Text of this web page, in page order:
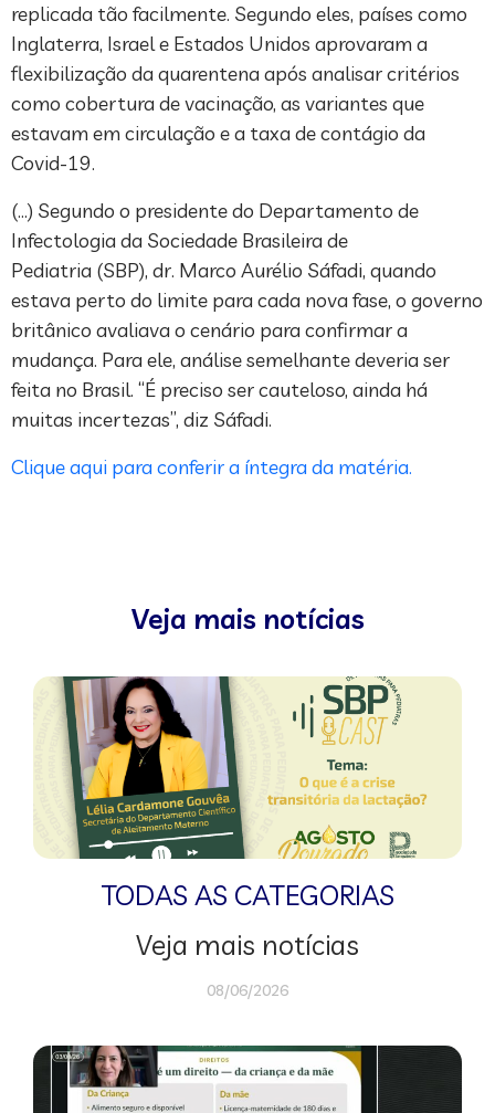
replicada tão facilmente. Segundo eles, países como
Inglaterra, Israel e Estados Unidos aprovaram a
flexibilização da quarentena após analisar critérios
como cobertura de vacinação, as variantes que
estavam em circulação e a taxa de contágio da
Covid-19.
(…) Segundo o presidente do Departamento de
Infectologia da Sociedade Brasileira de
Pediatria (SBP), dr. Marco Aurélio Sáfadi, quando
estava perto do limite para cada nova fase, o governo
britânico avaliava o cenário para confirmar a
mudança. Para ele, análise semelhante deveria ser
feita no Brasil. “É preciso ser cauteloso, ainda há
muitas incertezas”, diz Sáfadi.
Clique aqui para conferir a íntegra da matéria.
Veja mais notícias
TODAS AS CATEGORIAS
Veja mais notícias
08/06/2026